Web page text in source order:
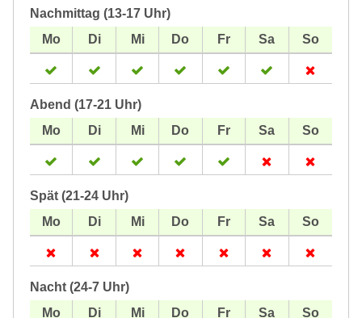
Nachmittag (13-17 Uhr)
Abend (17-21 Uhr)
Spät (21-24 Uhr)
Nacht (24-7 Uhr)